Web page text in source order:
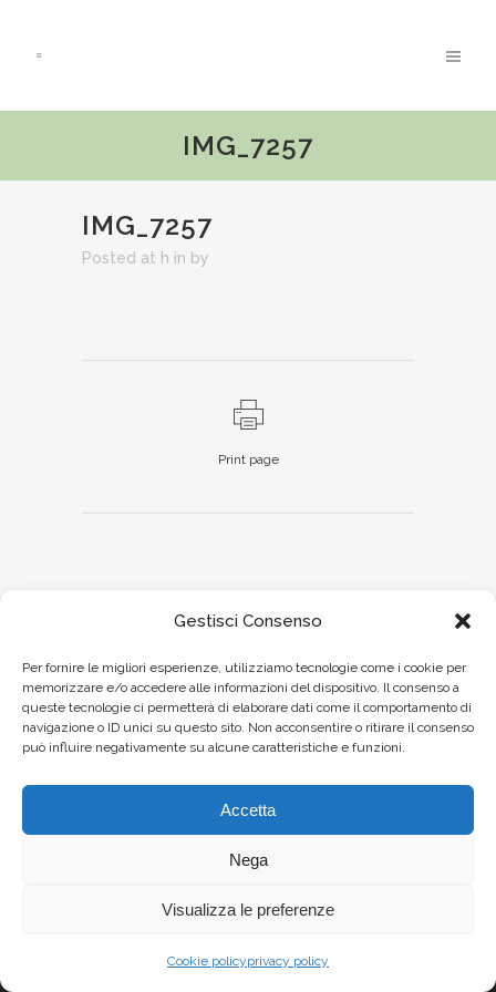
Gestisci Consenso
Per fornire le migliori esperienze, utilizziamo tecnologie come i cookie per
memorizzare e/o accedere alle informazioni del dispositivo. Il consenso a
queste tecnologie ci permetterà di elaborare dati come il comportamento di
navigazione o ID unici su questo sito. Non acconsentire o ritirare il consenso
può influire negativamente su alcune caratteristiche e funzioni.
Accetta
Nega
Visualizza le preferenze
Cookie policyprivacy policy
IMG_7257
IMG_7257
Posted at h in by
Print page